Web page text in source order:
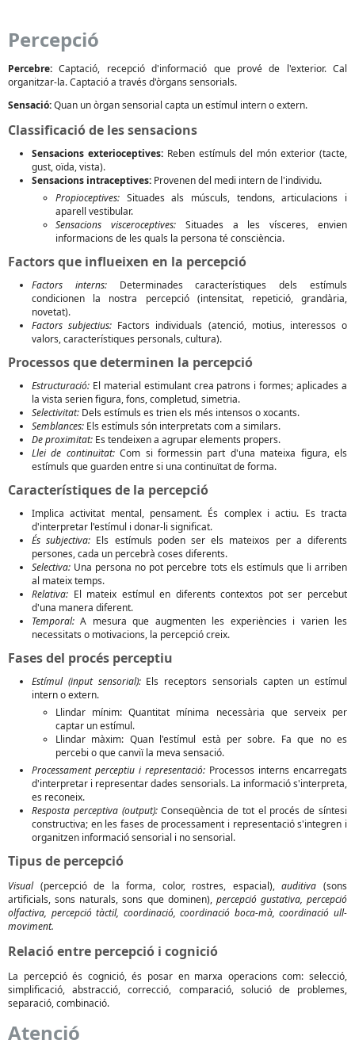
Percepció
Percebre: Captació, recepció d'informació que prové de l'exterior. Cal
organitzar-la. Captació a través d'òrgans sensorials.
Sensació:Quan un òrgan sensorial capta un estímul intern o extern.
Classificació de les sensacions
Sensacions exterioceptives:Reben estímuls del món exterior (tacte,
gust, oïda, vista).
Sensacions intraceptives: Provenen del medi intern de l'individu.
Propioceptives: Situades als músculs, tendons, articulacions i
aparell vestibular.
Sensacions visceroceptives:Situades a les vísceres, envien
informacions de les quals la persona té consciència.
Factors que influeixen en la percepció
Factors interns:Determinades característiques dels estímuls
condicionen la nostra percepció (intensitat, repetició, grandària,
novetat).
Factors subjectius: Factors individuals (atenció, motius, interessos o
valors, característiques personals, cultura).
Processos que determinen la percepció
Estructuració: El material estimulant crea patrons i formes; aplicades a
la vista serien figura, fons, completud, simetria.
Selectivitat: Dels estímuls es trien els més intensos o xocants.
Semblances: Els estímuls són interpretats com a similars.
De proximitat: Es tendeixen a agrupar elements propers.
Llei de continuïtat:Com si formessin part d'una mateixa figura, els
estímuls que guarden entre si una continuïtat de forma.
Característiques de la percepció
Implica activitat mental, pensament. És complex i actiu. Es tracta
d'interpretar l'estímul i donar-li significat.
És subjectiva: Els estímuls poden ser els mateixos per a diferents
persones, cada un percebrà coses diferents.
Selectiva: Una persona no pot percebre tots els estímuls que li arriben
al mateix temps.
Relativa: El mateix estímul en diferents contextos pot ser percebut
d'una manera diferent.
Temporal: A mesura que augmenten les experiències i varien les
necessitats o motivacions, la percepció creix.
Fases del procés perceptiu
Estímul (input sensorial):Els receptors sensorials capten un estímul
intern o extern.
Llindar mínim: Quantitat mínima necessària que serveix per
captar un estímul.
Llindar màxim: Quan l'estímul està per sobre. Fa que no es
percebi o que canviï la meva sensació.
Processament perceptiu i representació: Processos interns encarregats
d'interpretar i representar dades sensorials. La informació s'interpreta,
es reconeix.
Resposta perceptiva (output):Conseqüència de tot el procés de síntesi
constructiva; en les fases de processament i representació s'integren i
organitzen informació sensorial i no sensorial.
Tipus de percepció
Visual(percepció de la forma, color, rostres, espacial),auditiva (sons
artificials, sons naturals, sons que dominen), percepció gustativa, percepció
olfactiva, percepció tàctil, coordinació, coordinació boca-mà, coordinació ull-
moviment.
Relació entre percepció i cognició
La percepció és cognició, és posar en marxa operacions com: selecció,
simplificació, abstracció, correcció, comparació, solució de problemes,
separació, combinació.
Atenció